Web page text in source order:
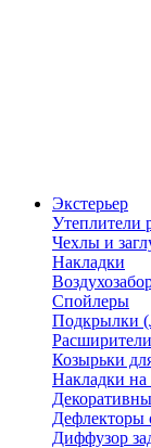
Экстерьер
Утеплители
Чехлы и
Накладки
Спойлеры
Подкрылки
Козырьки
Накладки на
Дефлекторы
Диффузор